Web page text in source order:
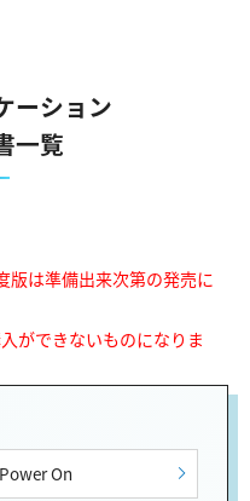
ーション
一覧
版は準備出来次第の発売に
ができないものになりま
Power On